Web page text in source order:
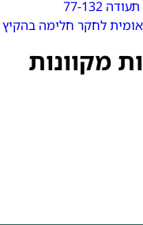
77-132
לחקר חלימה בהקיץ
מקוונות